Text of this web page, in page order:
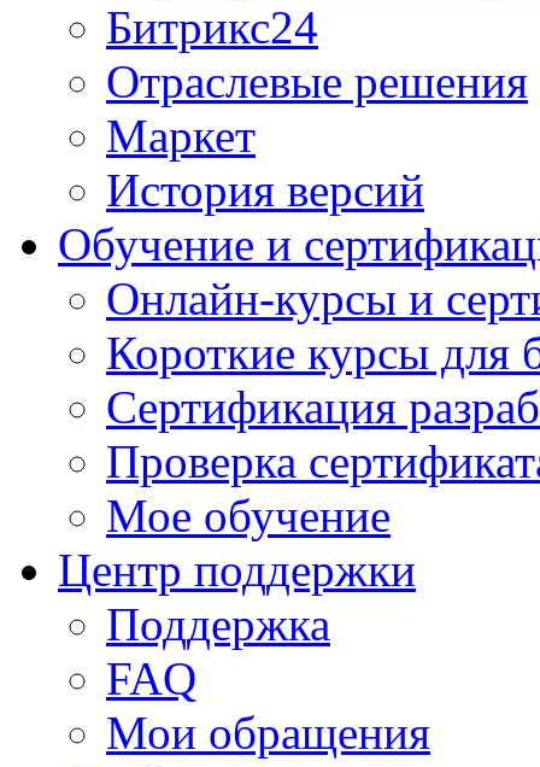
Битрикс24
Отраслевые решения
Маркет
История версий
Обучение и
Онлайн-курсы и
Короткие курсы для
Сертификация
Проверка
Мое обучение
Центр поддержки
Поддержка
FAQ
Мои обращения